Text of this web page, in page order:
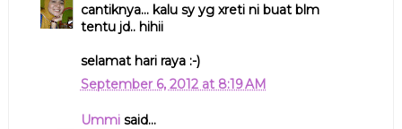
cantiknya... kalu sy yg xreti ni buat blm
tentu jd.. hihii
selamat hari raya :-)
September 6, 2012 at 8:19 AM
Ummisaid...